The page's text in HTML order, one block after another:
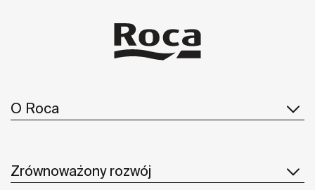
czerpią z siły spokojnych krajobrazów.
O Roca
Zrównoważony rozwój